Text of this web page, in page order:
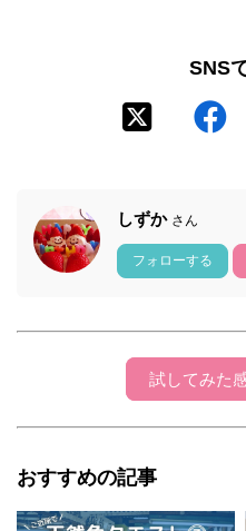
SNS
しずか さん
フォローする
試してみた
おすすめの記事